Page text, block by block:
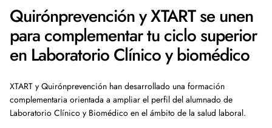
Quirónprevención y XTART se unen
para complementar tu ciclo superior
en Laboratorio Clínico y biomédico
XTART y Quirónprevención han desarrollado una formación
complementaria orientada a ampliar el perfil del alumnado de
Laboratorio Clínico y Biomédico en el ámbito de la salud laboral.